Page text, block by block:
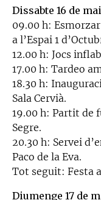
Dissabte 16 de
09.00 h:
a l’Espai 1
12.00 h: Jocs
17.00 h: Tardeo
18.30 h:
Sala Cervià.
19.00 h: Partit de
Segre.
20.30 h: Servei
Paco de la Eva.
Tot seguit: Festa
Diumenge 17 de